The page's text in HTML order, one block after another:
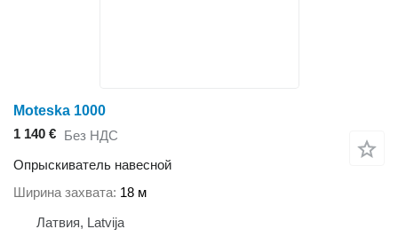
Moteska 1000
1 140 € Без НДС
Опрыскиватель навесной
Ширина захвата 18 м
Латвия, Latvija